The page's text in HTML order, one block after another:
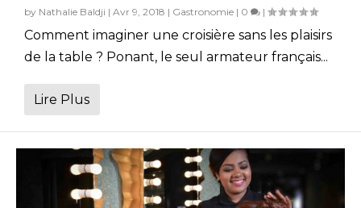
by Nathalie Baldji | Avr 9, 2018 | Gastronomie | 0 |
Comment imaginer une croisière sans les plaisirs
de la table ? Ponant, le seul armateur français...
Lire Plus